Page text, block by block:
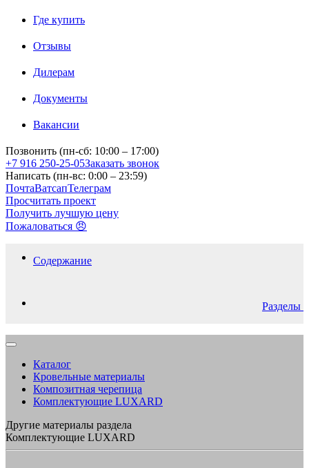
Где купить
Отзывы
Дилерам
Документы
Вакансии
Позвонить (пн-сб: 10:00 – 17:00)
+7 916 250-25-05Заказать звонок
Написать (пн-вс: 0:00 – 23:59)
ПочтаВатсапТелеграм
Просчитать проект
Получить лучшую цену
Пожаловаться 😠
Содержание
Разделы
Каталог
Кровельные материалы
Композитная черепица
Комплектующие LUXARD
Другие материалы раздела
Комплектующие LUXARD